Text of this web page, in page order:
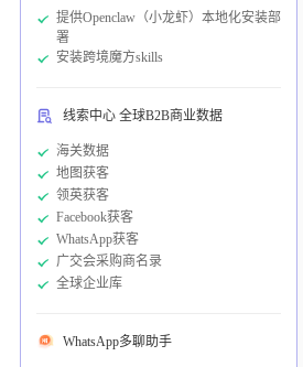
提供Openclaw（小龙虾）本地化安装部
署
安装跨境魔方skills
线索中心 全球B2B商业数据
海关数据
地图获客
领英获客
Facebook获客
WhatsApp获客
广交会采购商名录
全球企业库
WhatsApp多聊助手